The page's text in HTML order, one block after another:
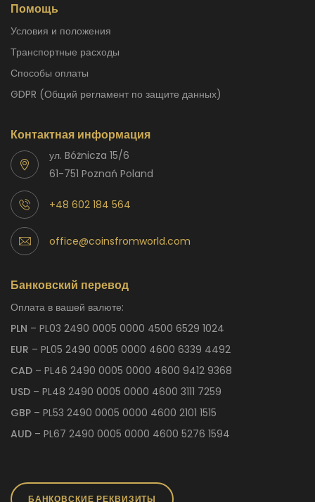
Помощь
Условия и положения
Транспортные расходы
способы оплаты
GDPR (Общий регламент по защите данных)
Контактная информация
ул. Bóżnicza 15/6
61-751 Poznań Poland
+48 602 184 564
office@coinsfromworld.com
Банковский перевод
Оплата в вашей валюте:
PLN – PL03 2490 0005 0000 4500 6529 1024
EUR – PL05 2490 0005 0000 4600 6339 4492
CAD – PL46 2490 0005 0000 4600 9412 9368
USD – PL48 2490 0005 0000 4600 3111 7259
GBP – PL53 2490 0005 0000 4600 2101 1515
AUD – PL67 2490 0005 0000 4600 5276 1594
БАНКОВСКИЕ РЕКВИЗИТЫ